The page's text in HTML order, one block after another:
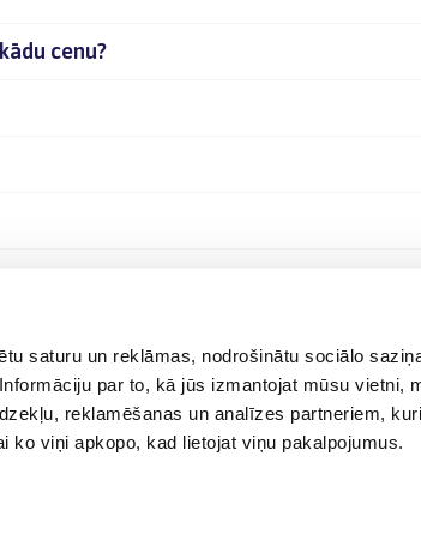
saturu un reklāmas, nodrošinātu sociālo
par to, kā jūs izmantojat mūsu vietni,
reklamēšanas un analīzes partneriem,
ko viņi apkopo, kad lietojat viņu pakalpojumus.
cenu?